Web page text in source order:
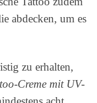
abdecken, um es
zu erhalten,
Creme mit UV-